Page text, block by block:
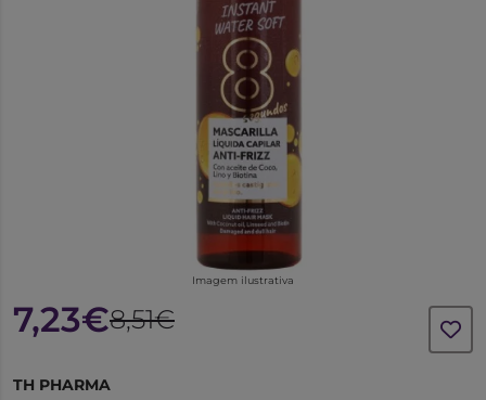
Imagem ilustrativa
7,23€8,51€
TH PHARMA